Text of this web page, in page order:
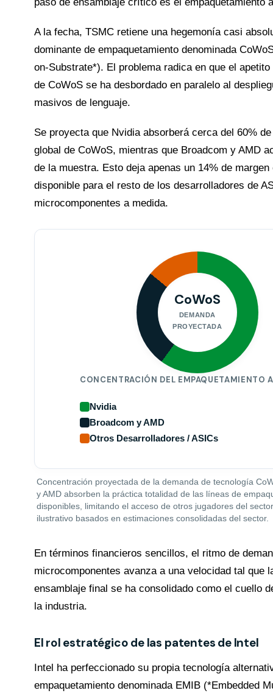
A la fecha, TSMC retiene una hegemonía casi
dominante de empaquetamiento denominada
on-Substrate*). El problema radica en que el
de CoWoS se ha desbordado en paralelo al
masivos de lenguaje.
Se proyecta que Nvidia absorberá cerca del 60%
global de CoWoS, mientras que Broadcom y AMD
de la muestra. Esto deja apenas un 14% de margen
disponible para el resto de los desarrolladores de
microcomponentes a medida.
CoWoS
DEMANDA
PROYECTADA
CONCENTRACIÓN DEL EMPAQUETAMIENTO
Nvidia
Broadcom y AMD
Otros Desarrolladores / ASICs
Concentración proyectada de la demanda de tecnología
y AMD absorben la práctica totalidad de las líneas de
disponibles, limitando el acceso de otros jugadores del
ilustrativo basados en estimaciones consolidadas del sector.
En términos financieros sencillos, el ritmo de
microcomponentes avanza a una velocidad tal que
ensamblaje final se ha consolidado como el cuello
la industria.
El rol estratégico de las patentes de Intel
Intel ha perfeccionado su propia tecnología
empaquetamiento denominada EMIB (*Embedded